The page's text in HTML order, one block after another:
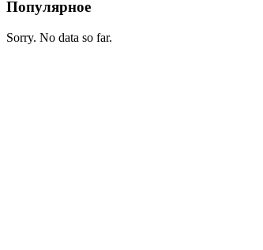
Популярное
Sorry. No data so far.